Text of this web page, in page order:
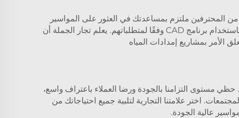
من المحترفين ملتزم بمساعدتك في العثور على المواسير
التي تلبي احتياجاتك المحددة كتاجر جملة. وسنقوم بالتواصل مع عملائنا لمشاركة عملية التصنيع والتخطيط للإنتاج باستخدام برنامج CAD وفقًا لمتطلباتهم. يعلم تجار الجملة أن
الأمر بمشاريع إمدادات المياه
حظي مستوى التزامنا بالجودة ورضا العملاء باعتراف واسع،
اختر علامتنا التجارية لتلبية جميع احتياجاتك من
عالية الجودة.